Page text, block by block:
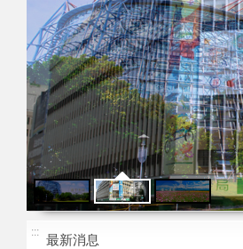
台中郵局
形象
臺中郵局 台中郵局
::: 最新消息